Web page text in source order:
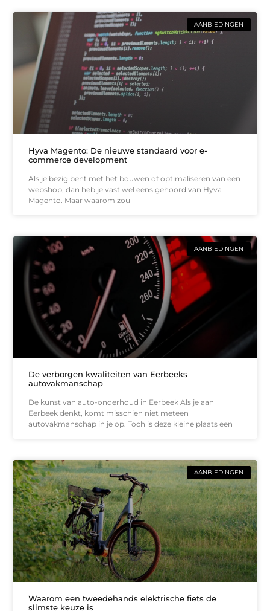
AANBIEDINGEN
Hyva Magento: De nieuwe standaard voor e-
commerce development
Als je bezig bent met het bouwen of optimaliseren van een
webshop, dan heb je vast wel eens gehoord van Hyva
Magento. Maar waarom zou
AANBIEDINGEN
De verborgen kwaliteiten van Eerbeeks
autovakmanschap
De kunst van auto-onderhoud in Eerbeek Als je aan
Eerbeek denkt, komt misschien niet meteen
autovakmanschap in je op. Toch is deze kleine plaats een
AANBIEDINGEN
Waarom een tweedehands elektrische fiets de
slimste keuze is